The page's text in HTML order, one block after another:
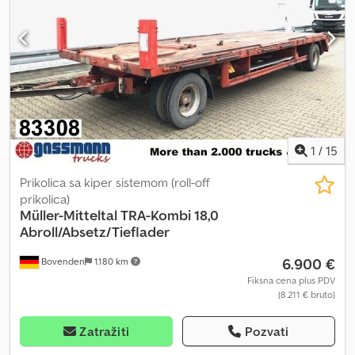
1 / 15
Bovenden 1.180 km
Prikolica sa kiper sistemom (roll-off
prikolica)
Müller-MitteltalTRA-Kombi 18,0
Abroll/Absetz/Tieflader
6.900 €
Fiksna cena plus PDV
(8.211 € bruto)
Zatražiti Pozvati